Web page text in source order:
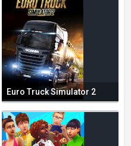
Euro Truck Simulator 2